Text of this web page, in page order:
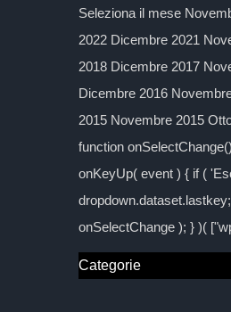
Seleziona il mese
2022 Dicembre 2021
2018 Dicembre 2017
Dicembre 2016
2015 Novembre 2015
function
onKeyUp( event ) { if (
onSelectChange ); } )(
Categorie